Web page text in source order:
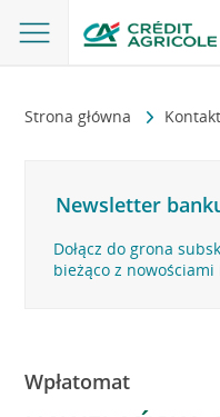
Strona główna
Newsletter
Dołącz do grona
bieżąco z
Wpłatomat